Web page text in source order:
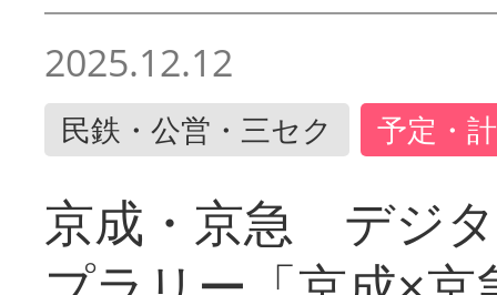
2025.12.12
民鉄・公営・三セク 予定・
京成・京急 デジ